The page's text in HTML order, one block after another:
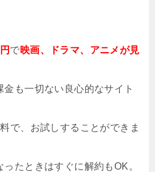
で映画、ドラマ、アニメが見
金も一切ない良心的なサイト
で、お試しすることができま
たときはすぐに解約もOK。